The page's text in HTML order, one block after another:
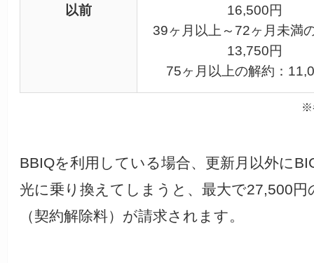
以前
16,500円
39ヶ月以上～72ヶ月未満
13,750円
75ヶ月以上の解約：
※
BBIQを利用している場合、更新月以外に
光に乗り換えてしまうと、最大で27,500円
（契約解除料）が請求されます。